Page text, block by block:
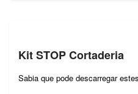
Kit STOP Cortaderia
Sabia que pode descarregar